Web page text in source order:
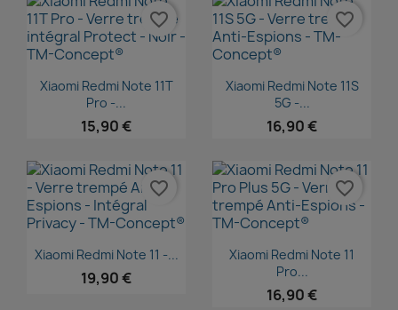
Aperçu rapide
Xiaomi Redmi Note 11T
Pro -...
15,90 €
favorite_border
Aperçu rapide
Xiaomi Redmi Note 11S
5G -...
16,90 €
favorite_border
Aperçu rapide
Xiaomi Redmi Note 11 -...
19,90 €
favorite_border
Aperçu rapide
Xiaomi Redmi Note 11
Pro...
16,90 €
favorite_border